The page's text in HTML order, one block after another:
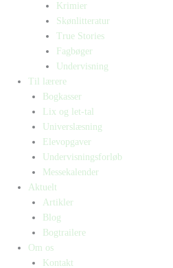
Krimier
Skønlitteratur
True Stories
Fagbøger
Undervisning
Til lærere
Bogkasser
Lix og let-tal
Universlæsning
Elevopgaver
Undervisningsforløb
Messekalender
Aktuelt
Artikler
Blog
Bogtrailere
Om os
Kontakt